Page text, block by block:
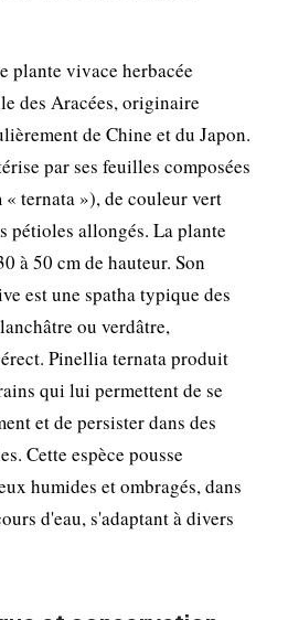
plante vivace herbacée
des Aracées, originaire
de Chine et du Japon.
par ses feuilles composées
ternata »), de couleur vert
pétioles allongés. La plante
à 50 cm de hauteur. Son
est une spatha typique des
ou verdâtre,
Pinellia ternata produit
qui lui permettent de se
et de persister dans des
Cette espèce pousse
humides et ombragés, dans
d'eau, s'adaptant à divers